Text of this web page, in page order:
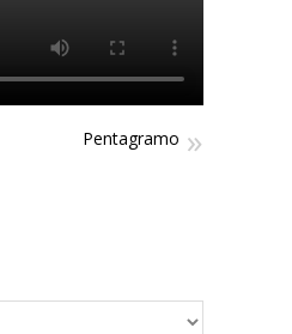
Pentagramo